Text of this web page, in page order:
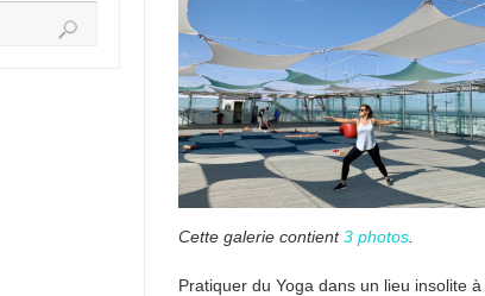
Cette galerie contient3 photos
Pratiquer du Yoga dans un lieu insolite à